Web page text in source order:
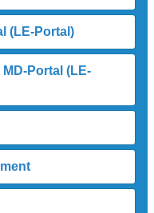
(LE-Portal)
Portal (LE-